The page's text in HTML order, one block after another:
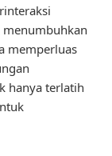
memperluas
hanya terlatih